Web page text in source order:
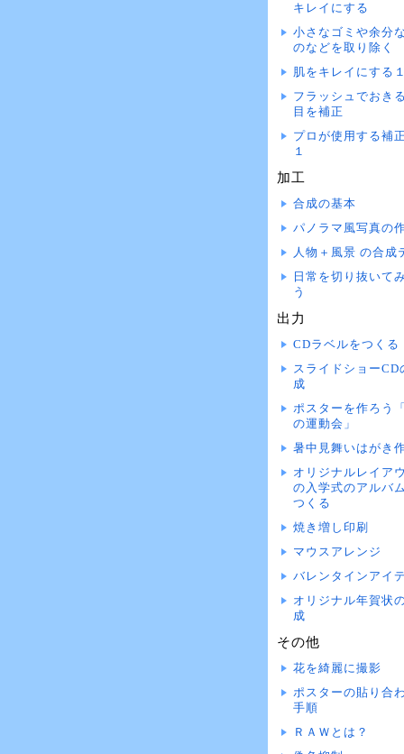
キレイにする
小さなゴミや余分
のなどを取り除く
肌をキレイにする
フラッシュでおき
目を補正
プロが使用する補
１
加工
合成の基本
パノラマ風写真の
人物＋風景 の合成
日常を切り抜いて
う
出力
CDラベルをつくる
スライドショーCD
成
ポスターを作ろう
の運動会」
暑中見舞いはがき
オリジナルレイア
の入学式のアルバ
つくる
焼き増し印刷
マウスアレンジ
バレンタインアイ
オリジナル年賀状
成
その他
花を綺麗に撮影
ポスターの貼り合
手順
ＲＡＷとは？